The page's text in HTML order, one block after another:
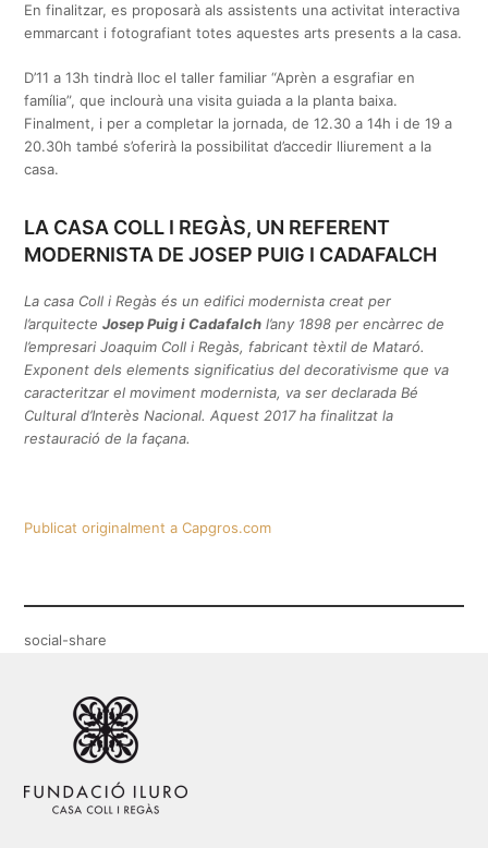
En finalitzar, es proposarà als assistents una activitat interactiva
emmarcant i fotografiant totes aquestes arts presents a la casa.
D’11 a 13h tindrà lloc el taller familiar “Aprèn a esgrafiar en
família”, que inclourà una visita guiada a la planta baixa.
Finalment, i per a completar la jornada, de 12.30 a 14h i de 19 a
20.30h també s’oferirà la possibilitat d’accedir lliurement a la
casa.
LA CASA COLL I REGÀS, UN REFERENT
MODERNISTA DE JOSEP PUIG I CADAFALCH
La casa Coll i Regàs és un edifici modernista creat per
l’arquitecteJosep Puig i Cadafalch l’any 1898 per encàrrec de
l’empresari Joaquim Coll i Regàs, fabricant tèxtil de Mataró.
Exponent dels elements significatius del decorativisme que va
caracteritzar el moviment modernista, va ser declarada Bé
Cultural d’Interès Nacional. Aquest 2017 ha finalitzat la
restauració de la façana.
Publicat originalment a Capgros.com
social-share